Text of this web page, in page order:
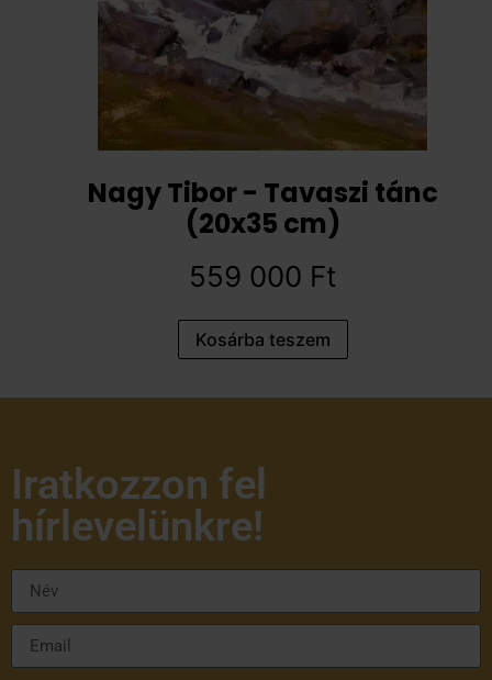
Nagy Tibor - Tavaszi tánc
(20x35 cm)
559 000 Ft
Kosárba teszem
Iratkozzon fel
hírlevelünkre!